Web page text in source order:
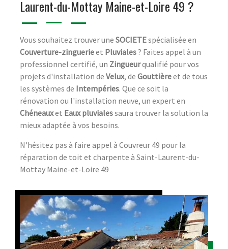
Laurent-du-Mottay Maine-et-Loire 49 ?
Vous souhaitez trouver une SOCIETEspécialisée en
Couverture-zinguerieet Pluviales? Faites appel à un
professionnel certifié, un Zingueurqualifié pour vos
projets d'installation de Velux, de Gouttièreet de tous
les systèmes de Intempéries. Que ce soit la
rénovation ou l'installation neuve, un expert en
Chéneauxet Eaux pluvialessaura trouver la solution la
mieux adaptée à vos besoins.
N'hésitez pas à faire appel à Couvreur 49 pour la
réparation de toit et charpente à Saint-Laurent-du-
Mottay Maine-et-Loire 49